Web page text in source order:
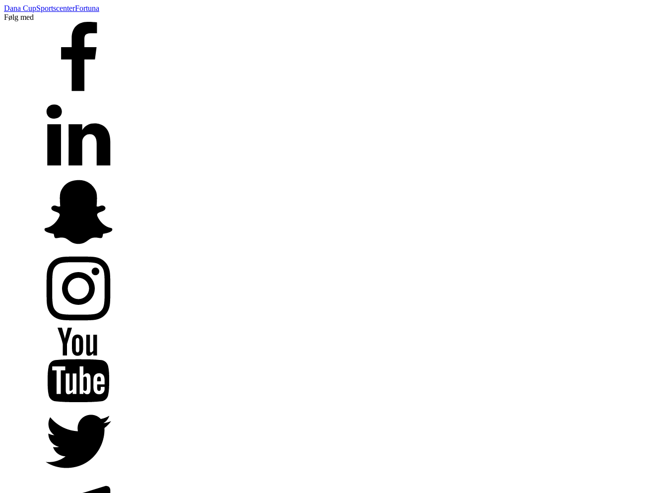
Dana CupSportscenterFortuna
Følg med